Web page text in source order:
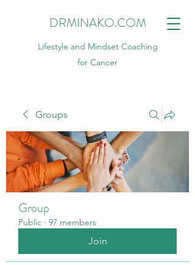
DRMINAKO.COM
Lifestyle and Mindset Coaching
for Cancer
Groups
Group
Public · 97 members
Join